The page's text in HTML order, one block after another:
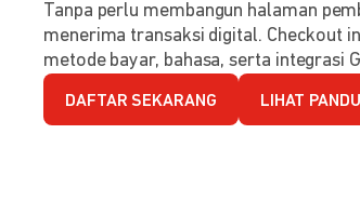
Tanpa perlu membangun halaman
menerima transaksi digital. Checkout
metode bayar, bahasa, serta integrasi
DAFTAR SEKARANG LIHAT